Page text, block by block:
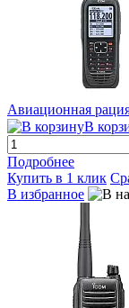
Авиационная
В
Подробнее
Купить в 1 клик
В избранное